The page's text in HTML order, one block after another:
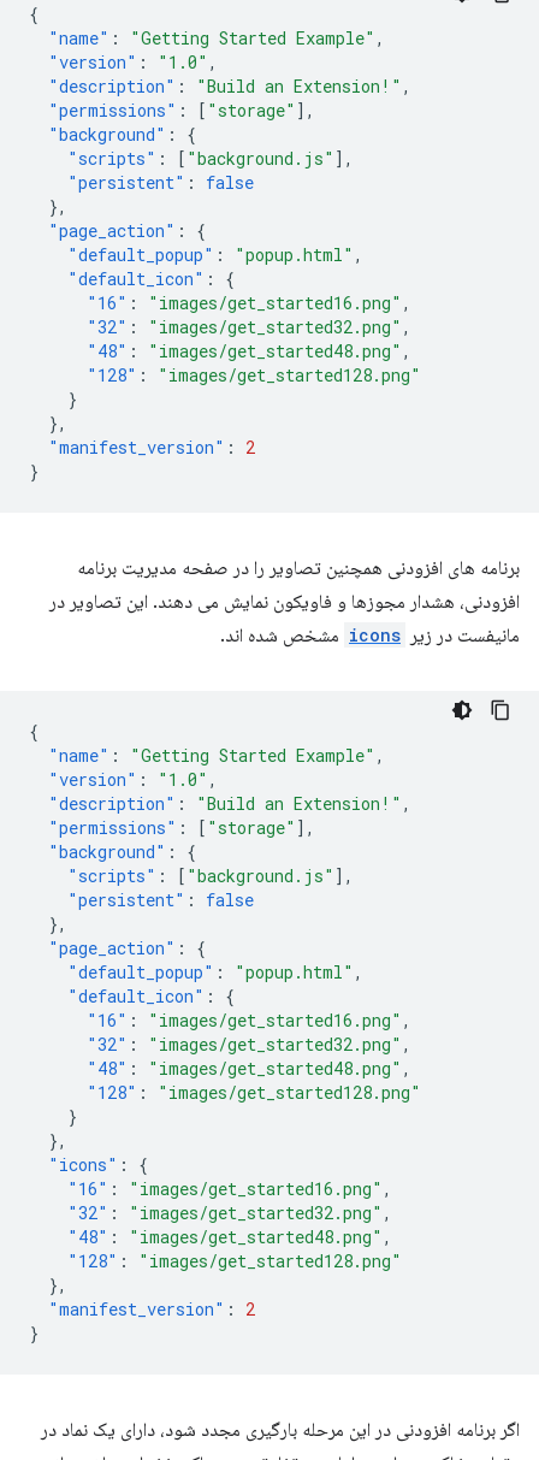
{
"name" : "Getting Started Example" ,
"version" : "1.0" ,
"description" : "Build an Extension!" ,
"permissions" : [ "storage" ],
"background" :
{
"scripts" : [ "background.js" ],
"persistent" :
false
},
"page_action" :
{
"default_popup" : "popup.html" ,
"default_icon" :
{
"16" : "images/get_started16.png" ,
"32" : "images/get_started32.png" ,
"48" : "images/get_started48.png" ,
"128" :
"images/get_started128.png"
}
},
"manifest_version" :
2
}
برنامه های افزودنی همچنین تصاویر را در صفحه مدیریت برنامه
افزودنی، هشدار مجوزها و فاویکون نمایش می دهند. این تصاویر در
مانیفست در زیر icons مشخص شده اند.
{
"name" : "Getting Started Example" ,
"version" : "1.0" ,
"description" : "Build an Extension!" ,
"permissions" : [ "storage" ],
"background" :
{
"scripts" : [ "background.js" ],
"persistent" :
false
},
"page_action" :
{
"default_popup" : "popup.html" ,
"default_icon" :
{
"16" : "images/get_started16.png" ,
"32" : "images/get_started32.png" ,
"48" : "images/get_started48.png" ,
"128" :
"images/get_started128.png"
}
},
"icons" :
{
"16" : "images/get_started16.png" ,
"32" : "images/get_started32.png" ,
"48" : "images/get_started48.png" ,
"128" :
"images/get_started128.png"
},
"manifest_version" :
2
}
اگر برنامه افزودنی در این مرحله بارگیری مجدد شود، دارای یک نماد در